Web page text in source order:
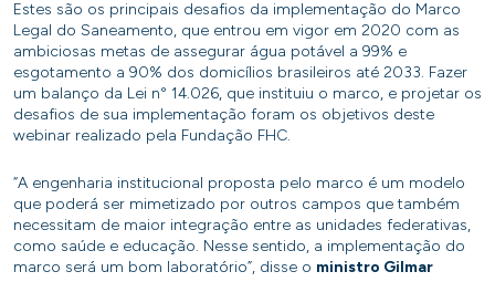
Estes são os principais desafios da implementação do Marco
Legal do Saneamento, que entrou em vigor em 2020 com as
ambiciosas metas de assegurar água potável a 99% e
esgotamento a 90% dos domicílios brasileiros até 2033. Fazer
um balanço da Lei n° 14.026, que instituiu o marco, e projetar os
desafios de sua implementação foram os objetivos deste
webinar realizado pela Fundação FHC.
“A engenharia institucional proposta pelo marco é um modelo
que poderá ser mimetizado por outros campos que também
necessitam de maior integração entre as unidades federativas,
como saúde e educação. Nesse sentido, a implementação do
marco será um bom laboratório”, disse o ministro Gilmar